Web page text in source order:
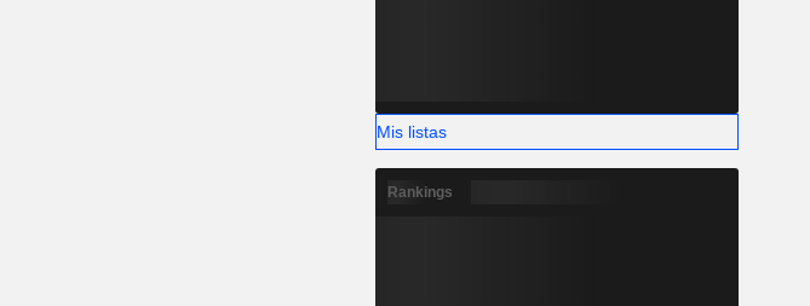
Mis listas
Rankings